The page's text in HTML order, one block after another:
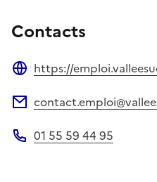
Contacts
https://
01 55 59 44 95